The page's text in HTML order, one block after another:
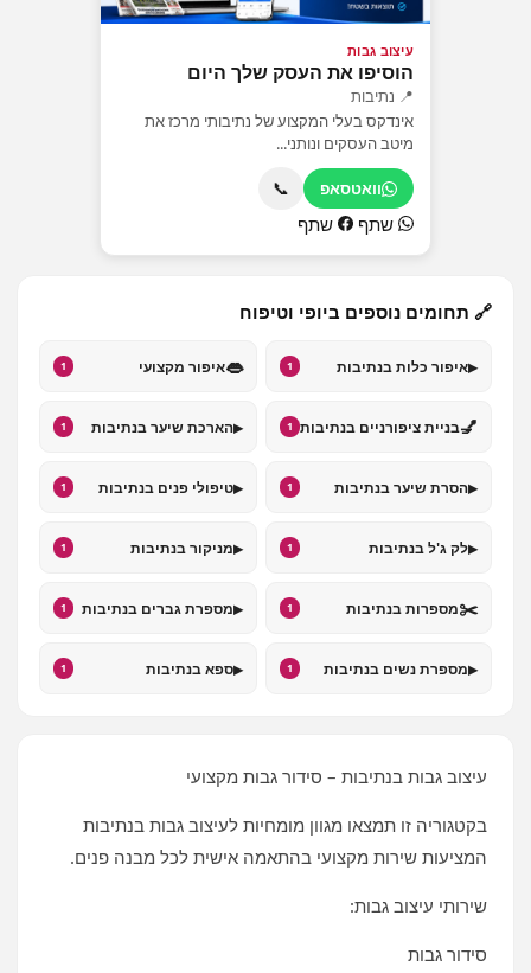
עיצוב גבות
הוסיפו את העסק שלך היום
📍 נתיבות
אינדקס בעלי המקצוע של נתיבותי מרכז את
מיטב העסקים ונותני...
וואטסאפ 📞
שתף שתף
🔗 תחומים נוספים ביופי וטיפוח
▸איפור כלות בנתיבות 1
👄איפור מקצועי 1
💅בניית ציפורניים בנתיבות 1
▸הארכת שיער בנתיבות 1
▸הסרת שיער בנתיבות 1
▸טיפולי פנים בנתיבות 1
▸לק ג'ל בנתיבות 1
▸מניקור בנתיבות 1
✂️מספרות בנתיבות 1
▸מספרת גברים בנתיבות 1
▸מספרת נשים בנתיבות 1
▸ספא בנתיבות 1
עיצוב גבות בנתיבות – סידור גבות מקצועי
בקטגוריה זו תמצאו מגוון מומחיות לעיצוב גבות בנתיבות
המציעות שירות מקצועי בהתאמה אישית לכל מבנה פנים.
שירותי עיצוב גבות:
סידור גבות